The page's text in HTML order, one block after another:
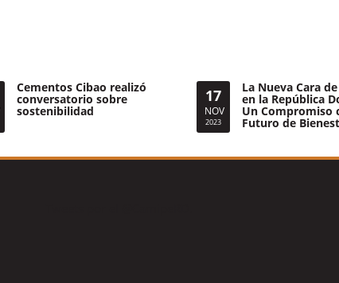
Cementos Cibao realizó
conversatorio sobre
sostenibilidad
17
NOV
2023
La Nueva Cara
en la República
Un Compromiso
Futuro de